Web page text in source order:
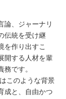
論、ジャーナリ
伝統を受け継
を作り出すこ
開する人材を輩
です。
このような背景
成と、自由かつ